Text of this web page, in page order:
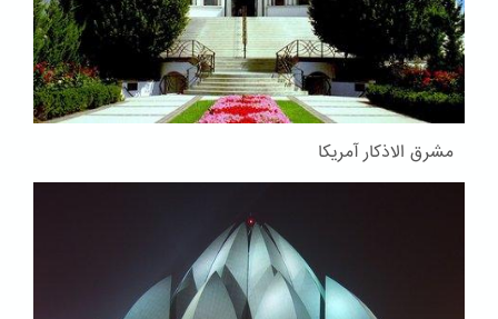
مشرق الاذکار آمریکا